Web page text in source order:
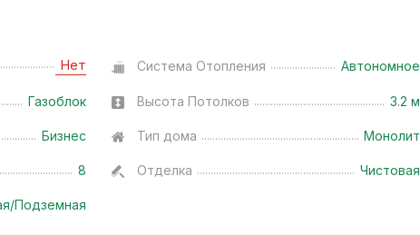
Нет Система Отопления Автономное
Газоблок Высота Потолков 3.2 м
Бизнес Тип дома Монолит
8 Отделка Чистовая
Подземная